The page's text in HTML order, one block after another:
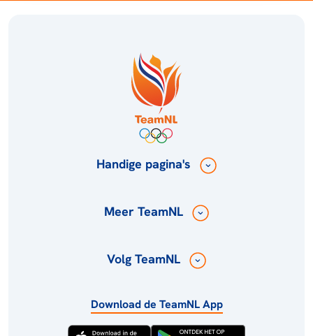
Handige pagina's
Meer TeamNL
Volg TeamNL
Download de TeamNL App